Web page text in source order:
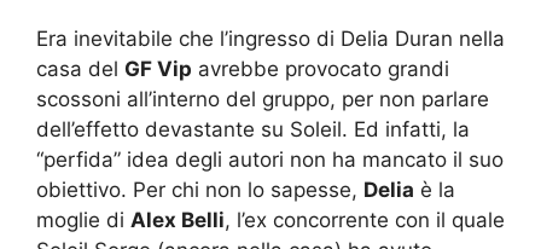
Era inevitabile che l’ingresso di Delia Duran nella
casa del GF Vip avrebbe provocato grandi
scossoni all’interno del gruppo, per non parlare
dell’effetto devastante su Soleil. Ed infatti, la
“perfida” idea degli autori non ha mancato il suo
obiettivo. Per chi non lo sapesse, Delia è la
moglie di Alex Belli, l’ex concorrente con il quale